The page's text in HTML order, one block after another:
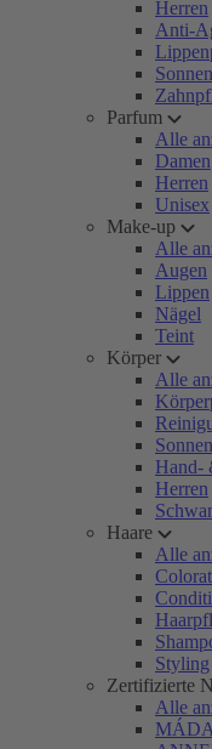
Herren
Anti-
Parfum
Alle
Damen
Herren
Unisex
Make-up
Alle
Augen
Lippen
Nägel
Teint
Körper
Alle
Hand-
Herren
Haare
Alle
Styling
Zertifizierte
Alle